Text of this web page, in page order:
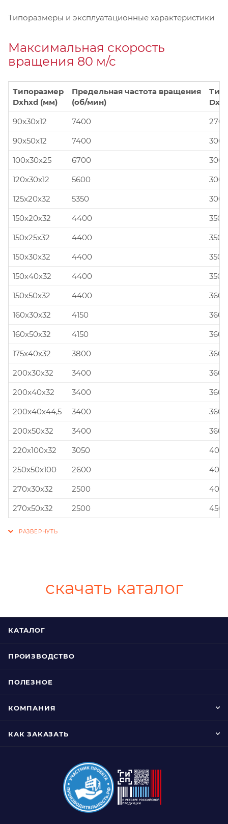
Типоразмеры и эксплуатационные характеристики
Максимальная скорость
вращения 80 м/с
Типоразмер
Dxhxd (мм)
Предельная частота вращения
(об/мин)
90x30x12
7400
90x50x12
7400
100x30x25
6700
120x30x12
5600
125x20x32
5350
150x20x32
4400
150x25x32
4400
150x30x32
4400
150x40x32
4400
150x50x32
4400
160x30x32
4150
160x50x32
4150
175x40x32
3800
200x30x32
3400
200x40x32
3400
200x40x44,5
3400
200x50x32
3400
220x100x32
3050
250x50x100
2600
270x30x32
2500
270x50x32
2500
скачать каталог
КАТАЛОГ
ПРОИЗВОДСТВО
ПОЛЕЗНОЕ
КОМПАНИЯ
КАК ЗАКАЗАТЬ